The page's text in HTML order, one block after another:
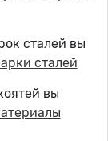
сталей вы
сталей
вы